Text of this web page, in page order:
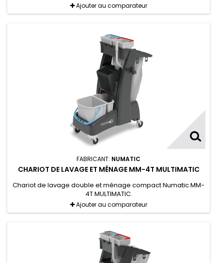
Ajouter au comparateur
FABRICANT: NUMATIC
CHARIOT DE LAVAGE ET MÉNAGE MM-4T MULTIMATIC
Chariot de lavage double et ménage compact Numatic MM-
4T MULTIMATIC.
Ajouter au comparateur